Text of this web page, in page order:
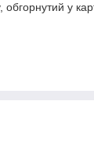
обгорнутий у